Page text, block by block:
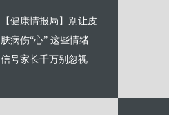
【健康情报局】别让皮
肤病伤“心” 这些情绪
信号家长千万别忽视